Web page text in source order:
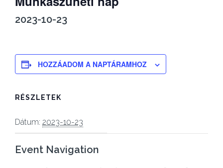
2023-10-23
HOZZÁADOM A NAPTÁRAMHOZ
RÉSZLETEK
Dátum: 2023-10-23
Event Navigation